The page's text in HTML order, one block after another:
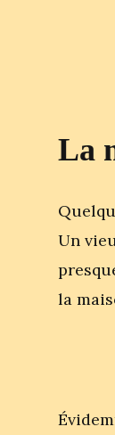
La
Un
la